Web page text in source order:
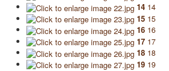
14 14
15 15
16 16
17 17
18 18
19 19